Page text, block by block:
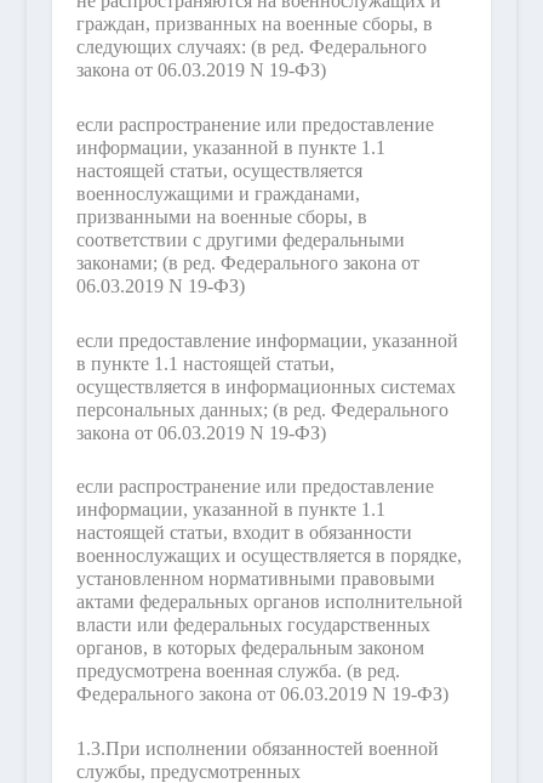
граждан, призванных на военные сборы, в
следующих случаях: (в ред. Федерального
закона от 06.03.2019 N 19-ФЗ)
если распространение или предоставление
информации, указанной в пункте 1.1
настоящей статьи, осуществляется
военнослужащими и гражданами,
призванными на военные сборы, в
соответствии с другими федеральными
законами; (в ред. Федерального закона от
06.03.2019 N 19-ФЗ)
если предоставление информации, указанной
в пункте 1.1 настоящей статьи,
осуществляется в информационных системах
персональных данных; (в ред. Федерального
закона от 06.03.2019 N 19-ФЗ)
если распространение или предоставление
информации, указанной в пункте 1.1
настоящей статьи, входит в обязанности
военнослужащих и осуществляется в порядке,
установленном нормативными правовыми
актами федеральных органов исполнительной
власти или федеральных государственных
органов, в которых федеральным законом
предусмотрена военная служба. (в ред.
Федерального закона от 06.03.2019 N 19-ФЗ)
1.3.При исполнении обязанностей военной
службы, предусмотренных